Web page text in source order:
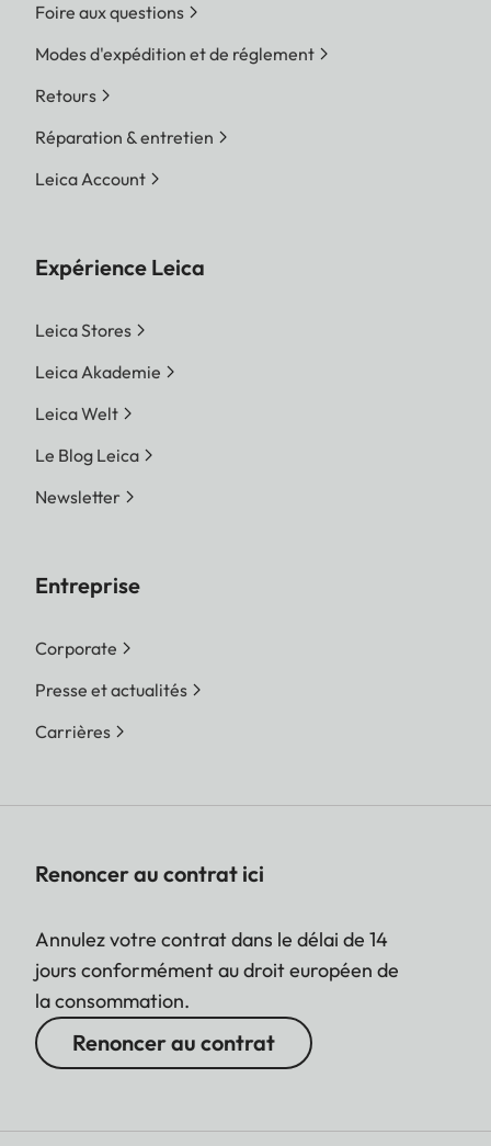
Foire aux questions
Modes d'expédition et de réglement
Retours
Réparation & entretien
Leica Account
Expérience Leica
Leica Stores
Leica Akademie
Leica Welt
Le Blog Leica
Newsletter
Entreprise
Corporate
Presse et actualités
Carrières
Renoncer au contrat ici
Annulez votre contrat dans le délai de 14
jours conformément au droit européen de
la consommation.
Renoncer au contrat